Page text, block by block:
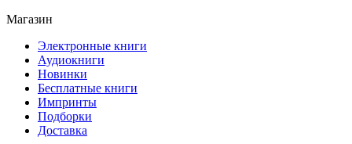
Магазин
Электронные книги
Аудиокниги
Новинки
Бесплатные книги
Импринты
Подборки
Доставка